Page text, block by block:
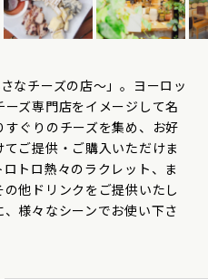
なチーズの店～」。ヨーロッ
ズ専門店をイメージして名
ぐりのチーズを集め、お好
ご提供・ご購入いただけま
トロ熱々のラクレット、ま
他ドリンクをご提供いたし
様々なシーンでお使い下さ